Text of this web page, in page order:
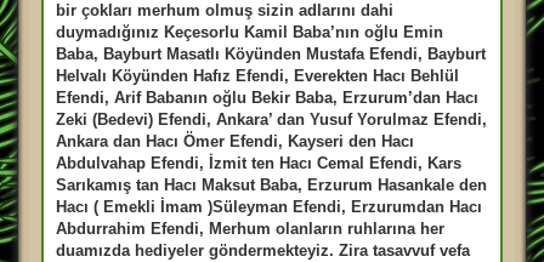
bir çokları merhum olmuş sizin adlarını dahi
duymadığınız Keçesorlu Kamil Baba’nın oğlu Emin
Baba, Bayburt Masatlı Köyünden Mustafa Efendi, Bayburt
Helvalı Köyünden Hafız Efendi, Everekten Hacı Behlül
Efendi, Arif Babanın oğlu Bekir Baba, Erzurum’dan Hacı
Zeki (Bedevi) Efendi, Ankara’ dan Yusuf Yorulmaz Efendi,
Ankara dan Hacı Ömer Efendi, Kayseri den Hacı
Abdulvahap Efendi, İzmit ten Hacı Cemal Efendi, Kars
Sarıkamış tan Hacı Maksut Baba, Erzurum Hasankale den
Hacı ( Emekli İmam )Süleyman Efendi, Erzurumdan Hacı
Abdurrahim Efendi, Merhum olanların ruhlarına her
duamızda hediyeler göndermekteyiz. Zira tasavvuf vefa